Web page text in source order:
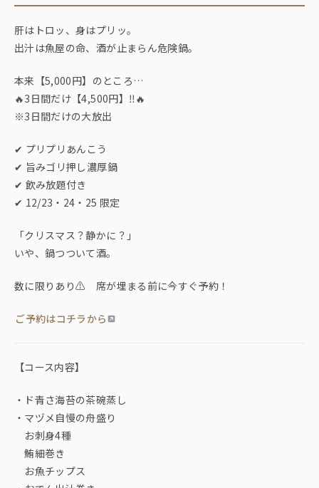
肝はトロッ、身はプリッ。
出汁は魚屋の命、酒が止まらん危険鍋。
本来【5,000円】のところ…
🔥3日間だけ【4,500円】‼️🔥
※3日間だけの大放出
✔ プリプリあんこう
✔ 旨みゴリ押し濃厚鍋
✔ 飲み放題付き
✔ 12/23・24・25 限定
「クリスマス？静かに？」
いや、鍋つついて酒。
数に限りあり⚠️ 席が埋まる前に今すぐ予約！
ご予約はコチラから
【コース内容】
・ド青さ海苔の茶碗蒸し
・マヅメ自慢の舟盛り
お刺身4種
鮪細巻き
お魚チップス